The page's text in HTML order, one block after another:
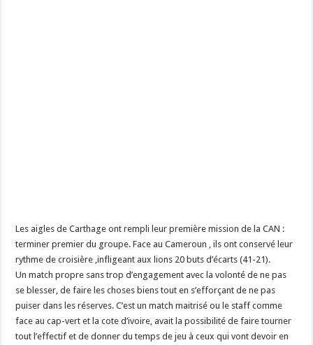
Les aigles de Carthage ont rempli leur première mission de la CAN :
terminer premier du groupe. Face au Cameroun , ils ont conservé leur
rythme de croisière ,infligeant aux lions 20 buts d’écarts (41-21).
Un match propre sans trop d’engagement avec la volonté de ne pas
se blesser, de faire les choses biens tout en s’efforçant de ne pas
puiser dans les réserves. C’est un match maitrisé ou le staff comme
face au cap-vert et la cote d’ivoire, avait la possibilité de faire tourner
tout l’effectif et de donner du temps de jeu à ceux qui vont devoir en